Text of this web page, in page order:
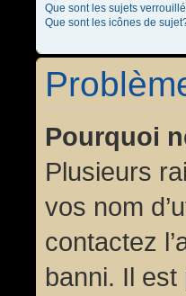
Que sont les sujets
Que sont les icônes de
Pourquoi
Plusieurs
vos nom
contactez
banni. Il est